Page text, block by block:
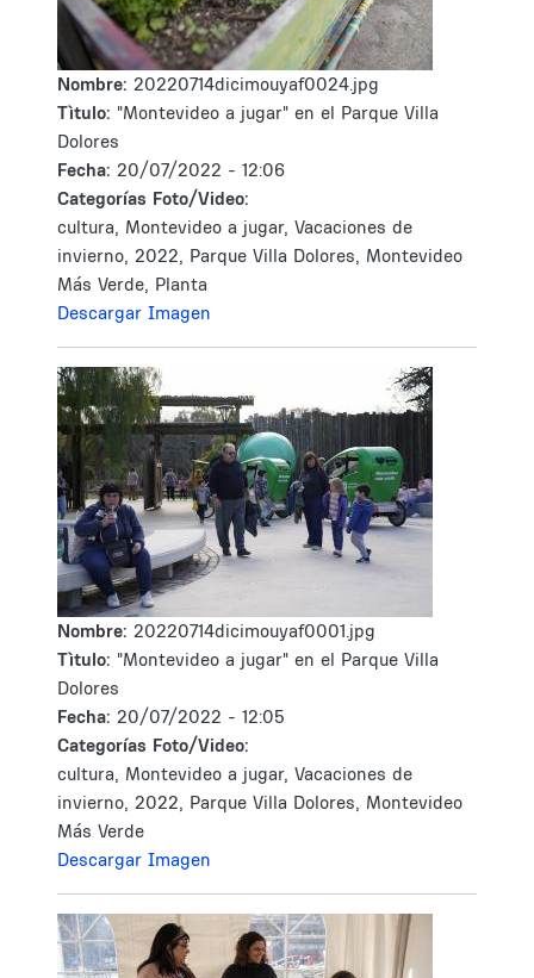
Nombre: 20220714dicimouyaf0024.jpg
Tìtulo: "Montevideo a jugar" en el Parque Villa
Dolores
Fecha: 20/07/2022 - 12:06
Categorías Foto/Video:
cultura, Montevideo a jugar, Vacaciones de
invierno, 2022, Parque Villa Dolores, Montevideo
Más Verde, Planta
Descargar Imagen
Nombre: 20220714dicimouyaf0001.jpg
Tìtulo: "Montevideo a jugar" en el Parque Villa
Dolores
Fecha: 20/07/2022 - 12:05
Categorías Foto/Video:
cultura, Montevideo a jugar, Vacaciones de
invierno, 2022, Parque Villa Dolores, Montevideo
Más Verde
Descargar Imagen